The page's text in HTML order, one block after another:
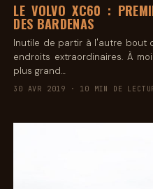
LE VOLVO XC60 :
DES BARDENAS
Inutile de partir à l'autre bout
endroits extraordinaires. À
plus grand…
30 AVR 2019 · 10 MIN DE